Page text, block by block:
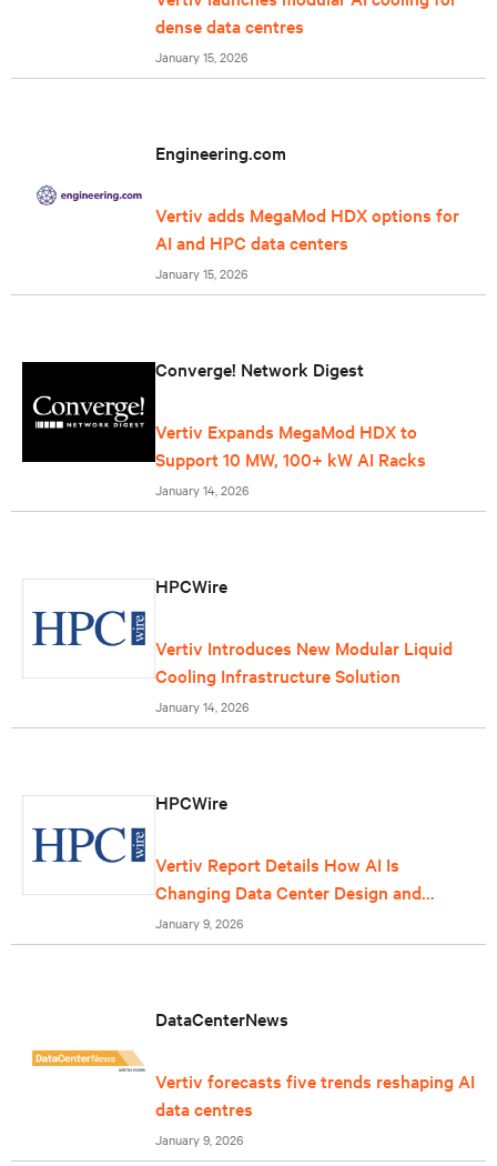
dense data centres
January 15, 2026
Engineering.com
Vertiv adds MegaMod HDX options for
AI and HPC data centers
January 15, 2026
Converge! Network Digest
Vertiv Expands MegaMod HDX to
Support 10 MW, 100+ kW AI Racks
January 14, 2026
HPCWire
Vertiv Introduces New Modular Liquid
Cooling Infrastructure Solution
January 14, 2026
HPCWire
Vertiv Report Details How AI Is
Changing Data Center Design and
Operations
January 9, 2026
DataCenterNews
Vertiv forecasts five trends reshaping AI
data centres
January 9, 2026